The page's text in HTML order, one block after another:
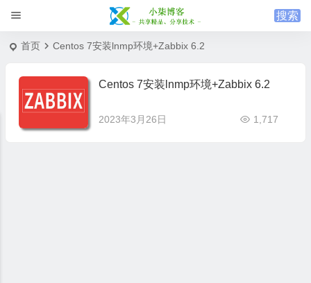
首页 Centos 7安装lnmp环境+Zabbix 6.2
Centos 7安装lnmp环境+Zabbix 6.2
2023年3月26日 1,717